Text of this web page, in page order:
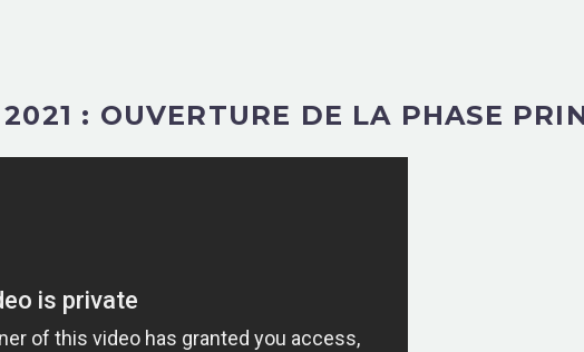
: OUVERTURE DE LA PHASE